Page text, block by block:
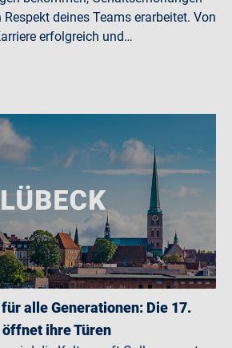
deines Teams erarbeitet. Von
erfolgreich und…
alle Generationen: Die 17.
ihre Türen